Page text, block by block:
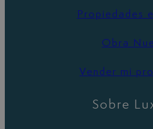
Propiedades
Obra
Vender mi
Sobre